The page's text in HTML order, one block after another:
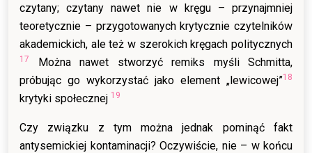
czytany; czytany nawet nie w kręgu – przynajmniej
teoretycznie – przygotowanych krytycznie czytelników
akademickich, ale też w szerokich kręgach politycznych
17
Można nawet stworzyć remiks myśli Schmitta,
próbując go wykorzystać jako element „lewicowej”18
krytyki społecznej 19
Czy związku z tym można jednak pominąć fakt
antysemickiej kontaminacji? Oczywiście, nie – w końcu